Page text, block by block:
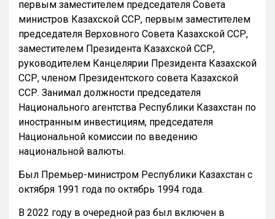
первым заместителем председателя Совета
министров Казахской ССР, первым заместителем
председателя Верховного Совета Казахской ССР,
заместителем Президента Казахской ССР,
руководителем Канцелярии Президента Казахской
ССР, членом Президентского совета Казахской
ССР. Занимал должности председателя
Национального агентства Республики Казахстан по
иностранным инвестициям, председателя
Национальной комиссии по введению
национальной валюты.
Был Премьер-министром Республики Казахстан с
октября 1991 года по октябрь 1994 года.
В 2022 году в очередной раз был включен в